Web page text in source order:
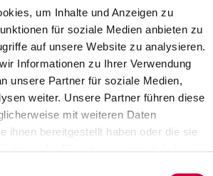
um Inhalte und Anzeigen zu
für soziale Medien anbieten zu
auf unsere Website zu analysieren.
Informationen zu Ihrer Verwendung
unsere Partner für soziale Medien,
weiter. Unsere Partner führen diese
mit weiteren Daten
ihnen bereitgestellt haben oder die sie